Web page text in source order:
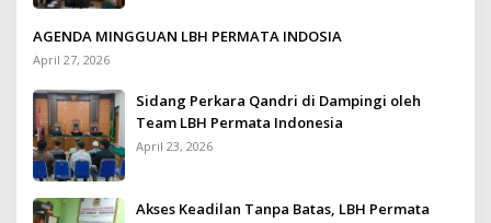
AGENDA MINGGUAN LBH PERMATA INDOSIA
April 27, 2026
Sidang Perkara Qandri di Dampingi oleh
Team LBH Permata Indonesia
April 23, 2026
Akses Keadilan Tanpa Batas, LBH Permata